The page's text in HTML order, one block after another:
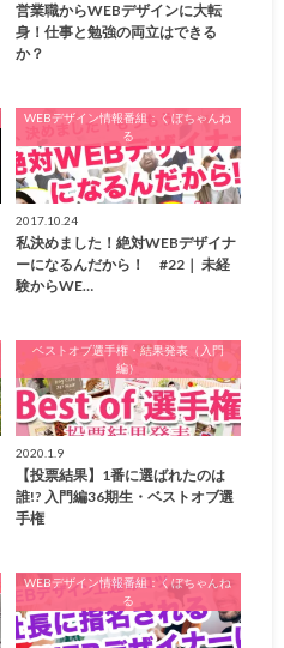
営業職からWEBデザインに大転
身！仕事と勉強の両立はできる
か？
WEBデザイン情報番組：くぼちゃんね
る
2017.10.24
私決めました！絶対WEBデザイナ
ーになるんだから！ #22｜ 未経
験からWE…
ベストオブ選手権・結果発表（入門
編）
2020.1.9
【投票結果】1番に選ばれたのは
誰!? 入門編36期生・ベストオブ選
手権
WEBデザイン情報番組：くぼちゃんね
る